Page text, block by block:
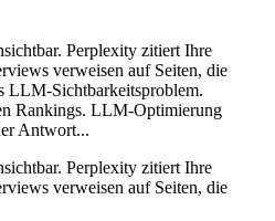
Perplexity zitiert Ihre
verweisen auf Seiten, die
LLM-Sichtbarkeitsproblem.
Rankings. LLM-Optimierung
Antwort...
Perplexity zitiert Ihre
verweisen auf Seiten, die